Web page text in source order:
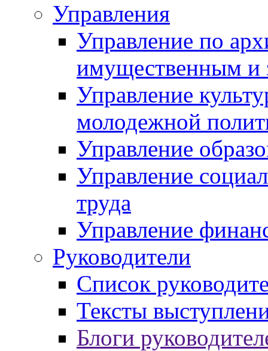
Управления
Управление по
имущественным и
Управление
молодежной
Управление
Управление
труда
Управление
Руководители
Список
Тексты
Блоги